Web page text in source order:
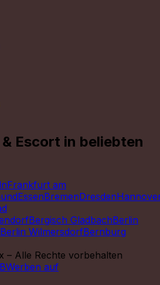
Escort in beliebten
Frankfurt am
EssenBremenDresden
Bergisch GladbachBerlin
Berlin WilmersdorfBernburg
– Alle Rechte vorbehalten
Werben auf